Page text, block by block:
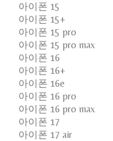
아이폰 15
아이폰 15+
아이폰 15 pro
아이폰 15 pro max
아이폰 16
아이폰 16+
아이폰 16e
아이폰 16 pro
아이폰 16 pro max
아이폰 17
아이폰 17 air